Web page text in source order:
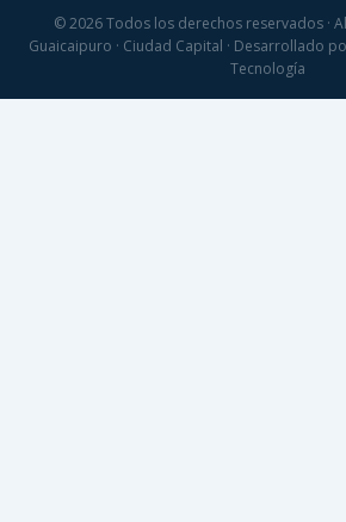
© 2026 Todos los derechos reservados ·
Guaicaipuro · Ciudad Capital · Desarrollado
Tecnología